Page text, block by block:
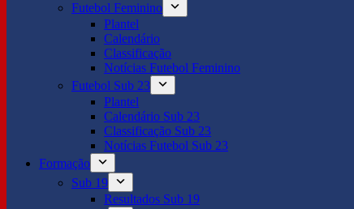
Futebol Feminino
Plantel
Calendário
Classificação
Notícias Futebol Feminino
Futebol Sub 23
Plantel
Calendário Sub 23
Classificação Sub 23
Notícias Futebol Sub 23
Formação
Sub 19
Resultados Sub 19